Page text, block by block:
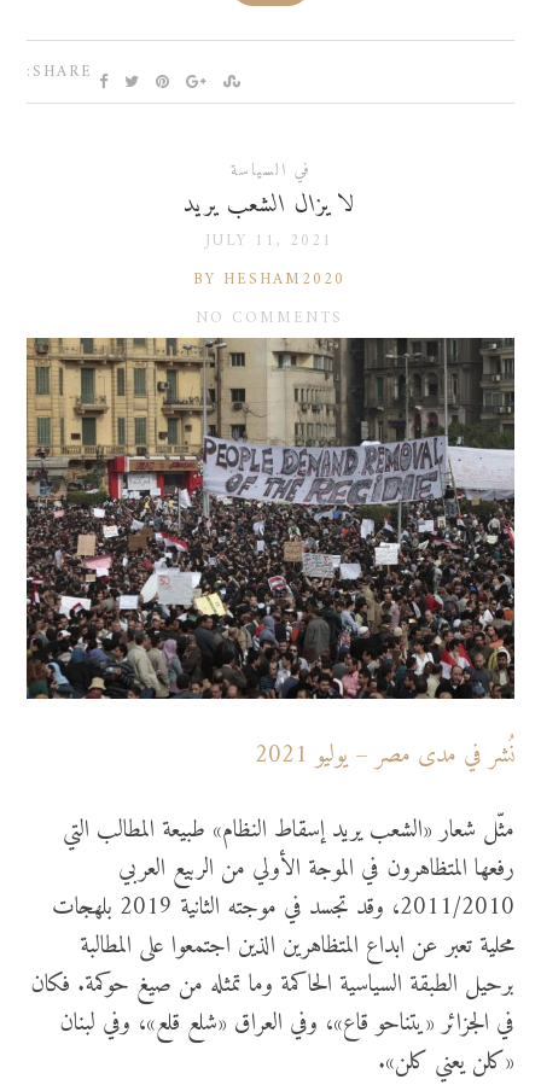
SHARE:
في السياسة
لا يزال الشعب يريد
JULY 11, 2021
BY HESHAM2020
NO COMMENTS
نُشر في مدى مصر – يوليو 2021
مثّل شعار «الشعب يريد إسقاط النظام» طبيعة المطالب التي
رفعها المتظاهرون في الموجة الأولي من الربيع العربي
2011/2010، وقد تجسد في موجته الثانية 2019 بلهجات
محلية تعبر عن ابداع المتظاهرين الذين اجتمعوا على المطالبة
برحيل الطبقة السياسية الحاكمة وما تمثله من صيغ حوكمة. فكان
في الجزائر «يتناحو قاع»، وفي العراق «شلع قلع»، وفي لبنان
«كلن يعني كلن».